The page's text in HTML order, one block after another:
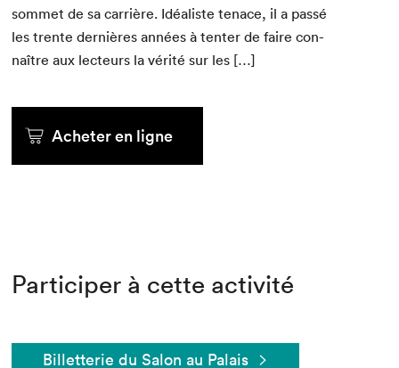
som­met de sa car­rière. Idéal­iste tenace, il a passé
les trente dernières années à ten­ter de faire con­
naître aux lecteurs la vérité sur les […]
Acheter en ligne
Participer à cette activité
Billetterie du Salon au Palais